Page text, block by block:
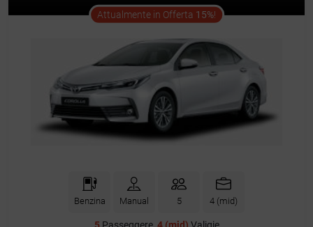
Attualmente in Offerta 15%! offer
Benzina Manual 5 4 (mid)